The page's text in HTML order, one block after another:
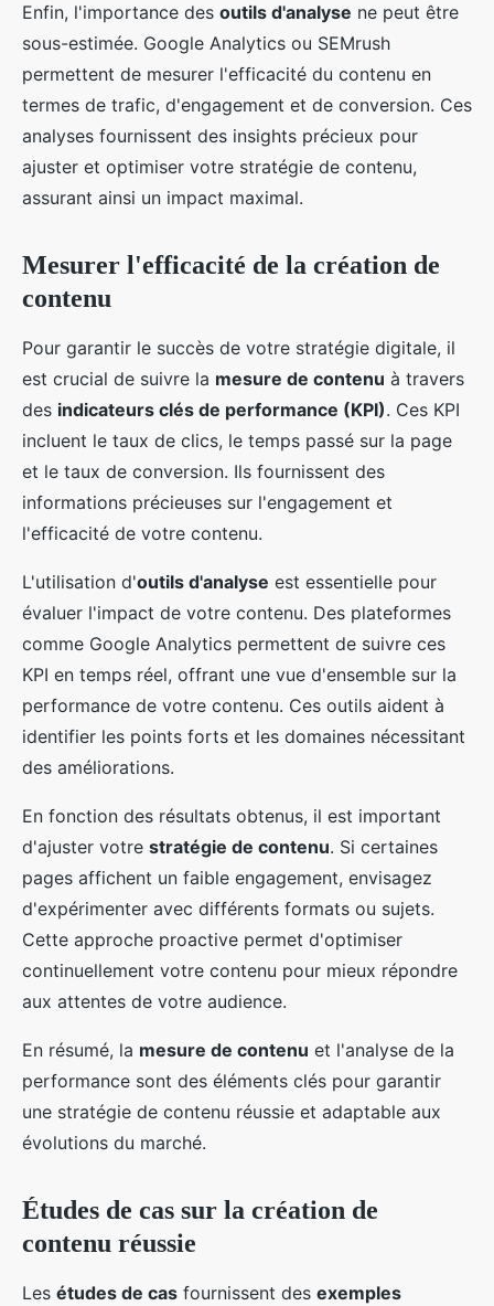
Enfin, l'importance des outils d'analyse ne peut être
sous-estimée. Google Analytics ou SEMrush
permettent de mesurer l'efficacité du contenu en
termes de trafic, d'engagement et de conversion. Ces
analyses fournissent des insights précieux pour
ajuster et optimiser votre stratégie de contenu,
assurant ainsi un impact maximal.
Mesurer l'efficacité de la création de
contenu
Pour garantir le succès de votre stratégie digitale, il
est crucial de suivre la mesure de contenu à travers
des indicateurs clés de performance (KPI). Ces KPI
incluent le taux de clics, le temps passé sur la page
et le taux de conversion. Ils fournissent des
informations précieuses sur l'engagement et
l'efficacité de votre contenu.
L'utilisation d'outils d'analyse est essentielle pour
évaluer l'impact de votre contenu. Des plateformes
comme Google Analytics permettent de suivre ces
KPI en temps réel, offrant une vue d'ensemble sur la
performance de votre contenu. Ces outils aident à
identifier les points forts et les domaines nécessitant
des améliorations.
En fonction des résultats obtenus, il est important
d'ajuster votre stratégie de contenu. Si certaines
pages affichent un faible engagement, envisagez
d'expérimenter avec différents formats ou sujets.
Cette approche proactive permet d'optimiser
continuellement votre contenu pour mieux répondre
aux attentes de votre audience.
En résumé, la mesure de contenu et l'analyse de la
performance sont des éléments clés pour garantir
une stratégie de contenu réussie et adaptable aux
évolutions du marché.
Études de cas sur la création de
contenu réussie
Les études de cas fournissent des exemples